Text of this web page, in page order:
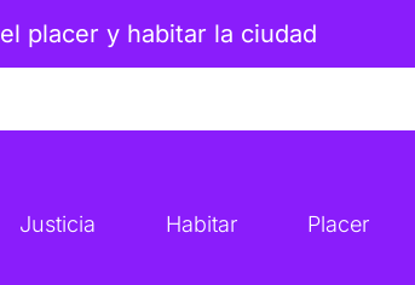
placer y habitar la ciudad
Justicia Habitar Placer